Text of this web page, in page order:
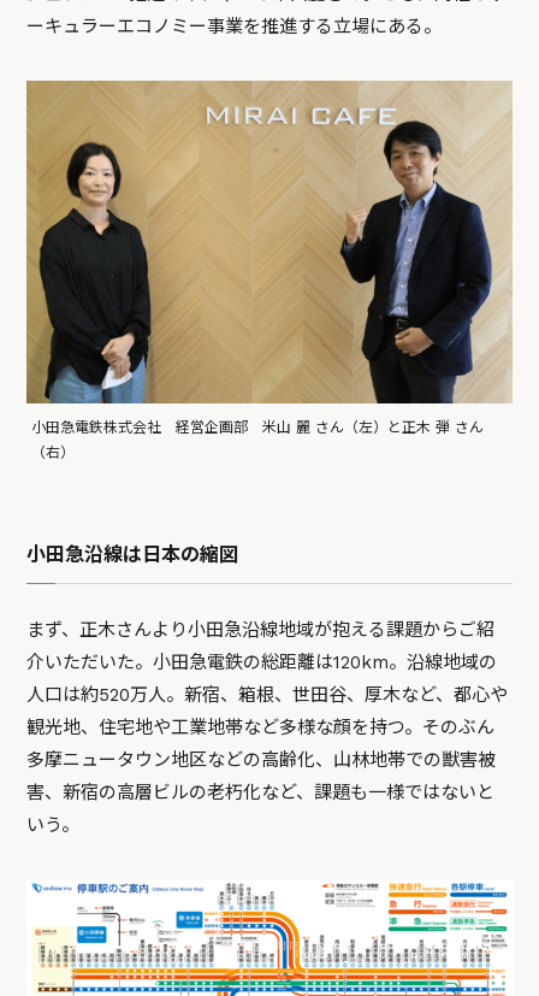
ーキュラーエコノミー事業を推進する立場にある。
小田急電鉄株式会社 経営企画部 米山 麗 さん（左）と正木 弾 さん
（右）
小田急沿線は日本の縮図
まず、正木さんより小田急沿線地域が抱える課題からご紹
介いただいた。小田急電鉄の総距離は120km。沿線地域の
人口は約520万人。新宿、箱根、世田谷、厚木など、都心や
観光地、住宅地や工業地帯など多様な顔を持つ。そのぶん
多摩ニュータウン地区などの高齢化、山林地帯での獣害被
害、新宿の高層ビルの老朽化など、課題も一様ではないと
いう。